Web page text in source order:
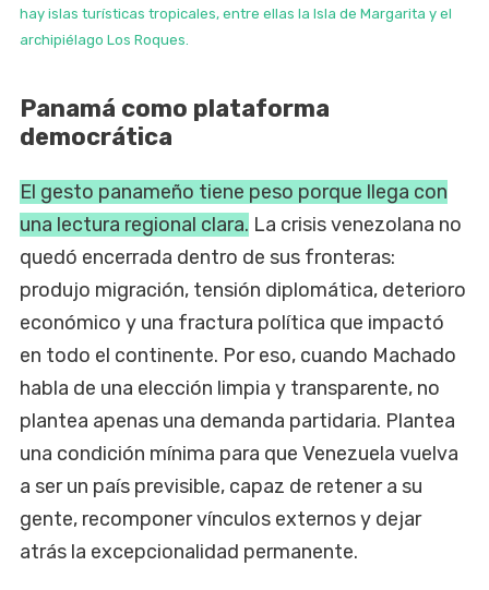
hay islas turísticas tropicales, entre ellas la Isla de Margarita y el
archipiélago Los Roques.
Panamá como plataforma
democrática
El gesto panameño tiene peso porque llega con
una lectura regional clara. La crisis venezolana no
quedó encerrada dentro de sus fronteras:
produjo migración, tensión diplomática, deterioro
económico y una fractura política que impactó
en todo el continente. Por eso, cuando Machado
habla de una elección limpia y transparente, no
plantea apenas una demanda partidaria. Plantea
una condición mínima para que Venezuela vuelva
a ser un país previsible, capaz de retener a su
gente, recomponer vínculos externos y dejar
atrás la excepcionalidad permanente.